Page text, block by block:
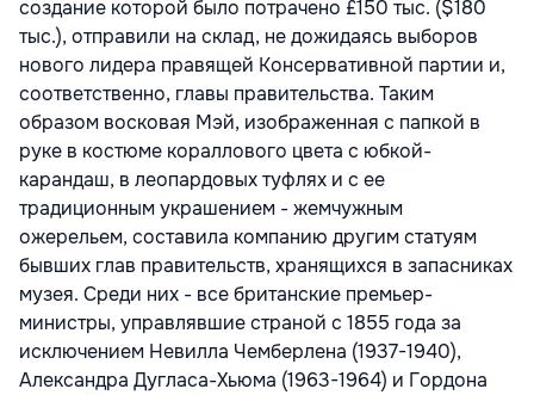
создание которой было потрачено £150 тыс. ($180
тыс.), отправили на склад, не дожидаясь выборов
нового лидера правящей Консервативной партии и,
соответственно, главы правительства. Таким
образом восковая Мэй, изображенная с папкой в
руке в костюме кораллового цвета с юбкой-
карандаш, в леопардовых туфлях и с ее
традиционным украшением - жемчужным
ожерельем, составила компанию другим статуям
бывших глав правительств, хранящихся в запасниках
музея. Среди них - все британские премьер-
министры, управлявшие страной с 1855 года за
исключением Невилла Чемберлена (1937-1940),
Александра Дугласа-Хьюма (1963-1964) и Гордона